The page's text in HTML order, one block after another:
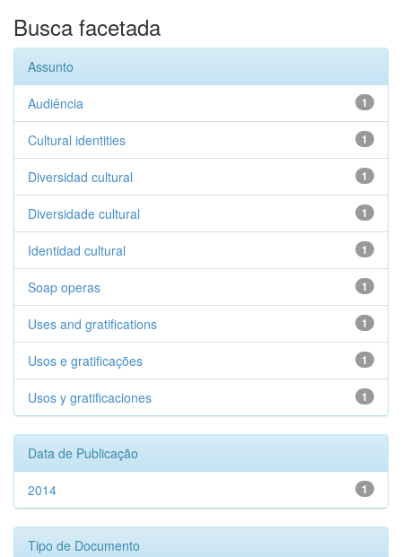
Busca facetada
Assunto
1
Audiência
1
Cultural identities
1
Diversidad cultural
1
Diversidade cultural
1
Identidad cultural
1
Soap operas
1
Uses and gratifications
1
Usos e gratificações
1
Usos y gratificaciones
Data de Publicação
1
2014
Tipo de Documento